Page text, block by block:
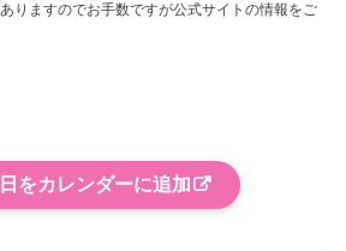
りますのでお手数ですが公式サイトの情報をご
をカレンダーに追加